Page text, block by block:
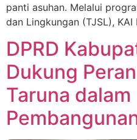
panti asuhan. Melalui
dan Lingkungan (TJSL),
DPRD
Dukung
Taruna dalam